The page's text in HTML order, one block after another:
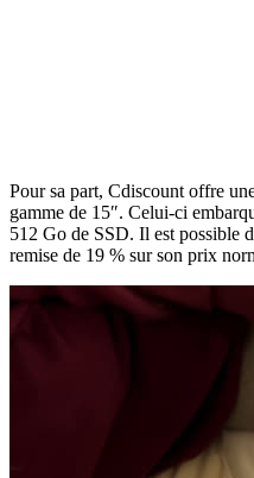
Pour sa part, Cdiscount offre
gamme de 15″. Celui-ci
512 Go de SSD. Il est possible
remise de 19 % sur son prix